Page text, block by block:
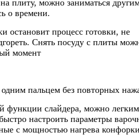
плиту, можно заниматься
о времени.
остановит процесс готовки, не
Снять посуду с плиты
момент
пальцем без повторных
функции слайдера, можно
настроить параметры
с мощностью нагрева